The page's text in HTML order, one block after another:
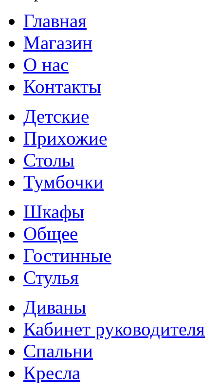
Главная
Магазин
О нас
Контакты
Детские
Прихожие
Столы
Тумбочки
Шкафы
Общее
Гостинные
Стулья
Диваны
Кабинет руководителя
Спальни
Кресла